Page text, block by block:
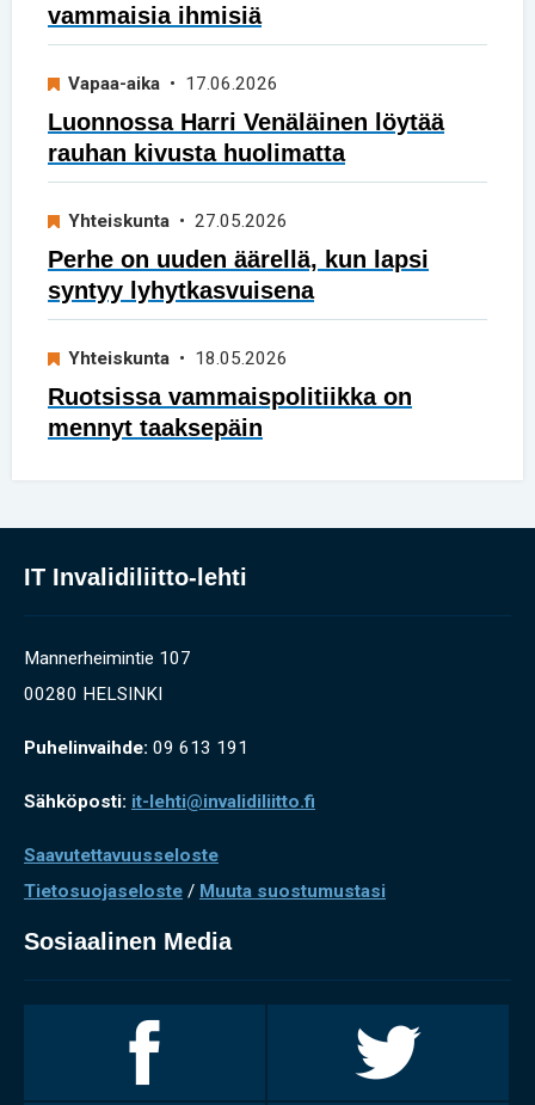
vammaisia ihmisiä
Vapaa-aika • 17.06.2026
Luonnossa Harri Venäläinen löytää
rauhan kivusta huolimatta
Yhteiskunta • 27.05.2026
Perhe on uuden äärellä, kun lapsi
syntyy lyhytkasvuisena
Yhteiskunta • 18.05.2026
Ruotsissa vammaispolitiikka on
mennyt taaksepäin
IT Invalidiliitto-lehti
Mannerheimintie 107
00280 HELSINKI
Puhelinvaihde: 09 613 191
Sähköposti: it-lehti@invalidiliitto.fi
Saavutettavuusseloste
Tietosuojaseloste / Muuta suostumustasi
Sosiaalinen Media
Facebookissa
Twitterissä